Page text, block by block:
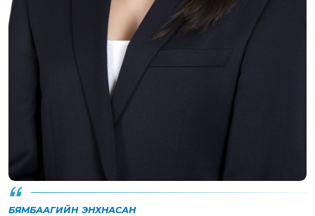
БЯМБААГИЙН ЭНХНАСАН